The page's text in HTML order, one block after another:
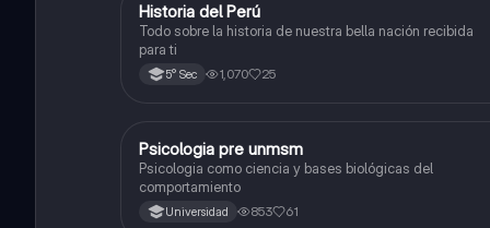
Ciencias Sociales
Historia del Perú
Todo sobre la historia de nuestra bella nación recibida
para ti
5° Sec 1,070 25
Ciencias Sociales
Psicologia pre unmsm
Psicologia como ciencia y bases biológicas del
comportamiento
Universidad 853 61